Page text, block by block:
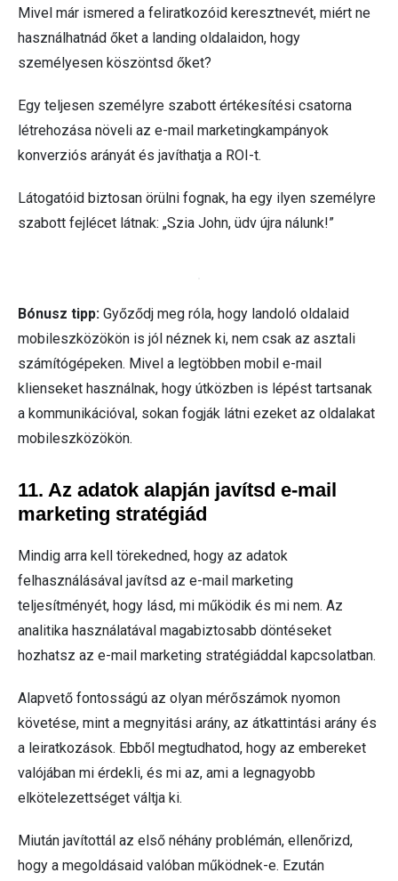
Mivel már ismered a feliratkozóid keresztnevét, miért ne
használhatnád őket a landing oldalaidon, hogy
személyesen köszöntsd őket?
Egy teljesen személyre szabott értékesítési csatorna
létrehozása növeli az e-mail marketingkampányok
konverziós arányát és javíthatja a ROI-t.
Látogatóid biztosan örülni fognak, ha egy ilyen személyre
szabott fejlécet látnak: „Szia John, üdv újra nálunk!”
Bónusz tipp: Győződj meg róla, hogy landoló oldalaid
mobileszközökön is jól néznek ki, nem csak az asztali
számítógépeken. Mivel a legtöbben mobil e-mail
klienseket használnak, hogy útközben is lépést tartsanak
a kommunikációval, sokan fogják látni ezeket az oldalakat
mobileszközökön.
11. Az adatok alapján javítsd e-mail
marketing stratégiád
Mindig arra kell törekedned, hogy az adatok
felhasználásával javítsd az e-mail marketing
teljesítményét, hogy lásd, mi működik és mi nem. Az
analitika használatával magabiztosabb döntéseket
hozhatsz az e-mail marketing stratégiáddal kapcsolatban.
Alapvető fontosságú az olyan mérőszámok nyomon
követése, mint a megnyitási arány, az átkattintási arány és
a leiratkozások. Ebből megtudhatod, hogy az embereket
valójában mi érdekli, és mi az, ami a legnagyobb
elkötelezettséget váltja ki.
Miután javítottál az első néhány problémán, ellenőrizd,
hogy a megoldásaid valóban működnek-e. Ezután